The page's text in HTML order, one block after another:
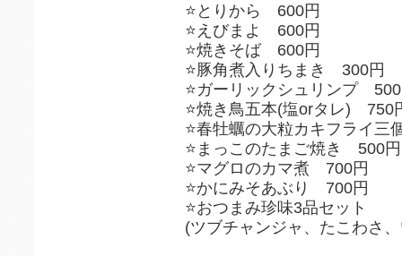
⭐️とりから 600円
⭐️えびまよ 600円
⭐️焼きそば 600円
⭐️豚角煮入りちまき 300円
⭐️ガーリックシュリンプ
⭐️焼き鳥五本(塩orタレ) 750
⭐️春牡蠣の大粒カキフライ
⭐️まっこのたまご焼き 500円
⭐️マグロのカマ煮 700円
⭐️かにみそあぶり 700円
⭐️おつまみ珍味3品セット
(ツブチャンジャ、たこわさ